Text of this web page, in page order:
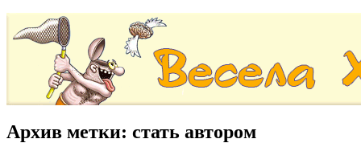
Архив метки: стать автором